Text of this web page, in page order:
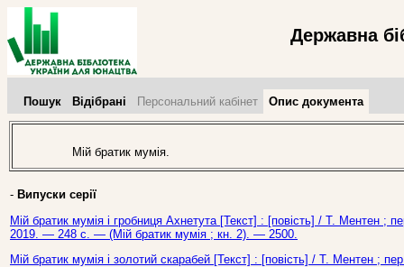
Державна
Пошук Відібрані Персональний кабінет Опис документа
Мій братик мумія.
- Випуски серії
Мій братик мумія і гробниця Ахнетута [Текст] : [повість] / Т.
2019. — 248 с. — (Мій братик мумія ; кн. 2). — 2500.
Мій братик мумія і золотий скарабей [Текст] : [повість] / Т. Ментен